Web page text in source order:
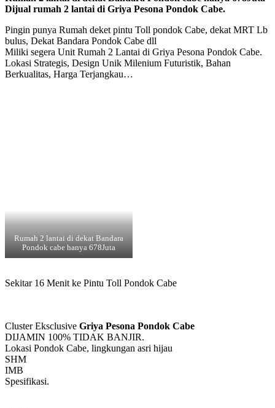
Dijual rumah 2 lantai di Griya Pesona Pondok Cabe.
Pingin punya Rumah deket pintu Toll pondok Cabe, dekat MRT Lb
bulus, Dekat Bandara Pondok Cabe dll
Miliki segera Unit Rumah 2 Lantai di Griya Pesona Pondok Cabe.
Lokasi Strategis, Design Unik Milenium Futuristik, Bahan
Berkualitas, Harga Terjangkau…
Rumah 2 lantai di dekat Bandara
Pondok cabe hanya 678Juta
Sekitar 16 Menit ke Pintu Toll Pondok Cabe
Cluster Eksclusive Griya Pesona Pondok Cabe
DIJAMIN 100% TIDAK BANJIR.
Lokasi Pondok Cabe, lingkungan asri hijau
SHM
IMB
Spesifikasi.